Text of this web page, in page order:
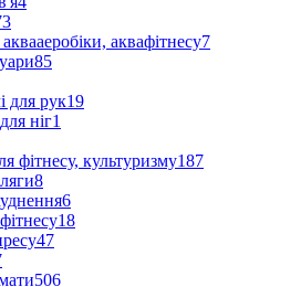
аквафітнесу7
85
для рук19
ніг1
фітнесу, культуризму187
8
6
18
47
506